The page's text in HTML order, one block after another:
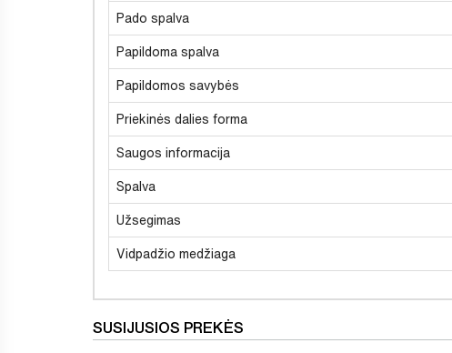
Pado spalva
Papildoma spalva
Papildomos savybės
Priekinės dalies forma
Saugos informacija
Spalva
Užsegimas
Vidpadžio medžiaga
SUSIJUSIOS PREKĖS